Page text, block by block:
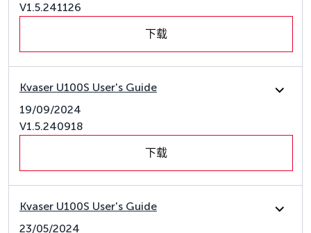
V1.5.241126
下载
Kvaser U100S User's Guide
19/09/2024
V1.5.240918
下载
Kvaser U100S User's Guide
23/05/2024